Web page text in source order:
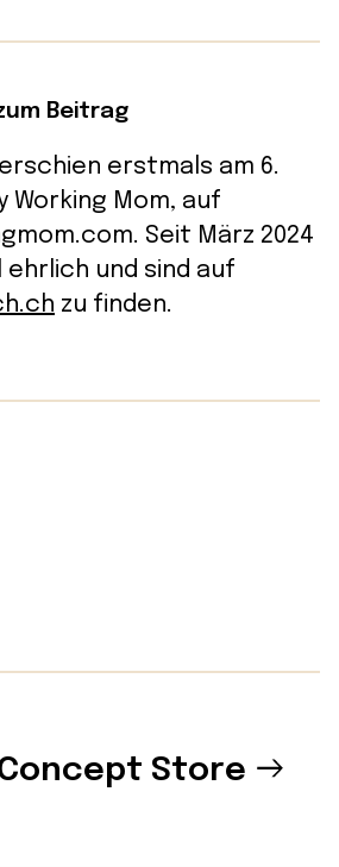
Beitrag
erstmals am 6.
Working Mom, auf
Seit März 2024
ehrlich und sind auf
zu finden.
Store